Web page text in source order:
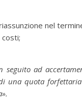
nel
seguito ad
una quota